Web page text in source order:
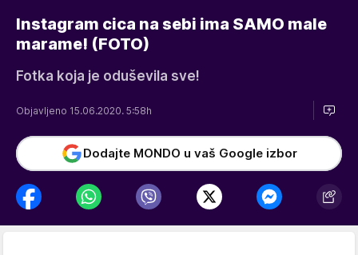
Instagram cica na sebi ima SAMO male
marame! (FOTO)
Fotka koja je oduševila sve!
Objavljeno 15.06.2020. 5:58h
Dodajte MONDO u vaš Google izbor